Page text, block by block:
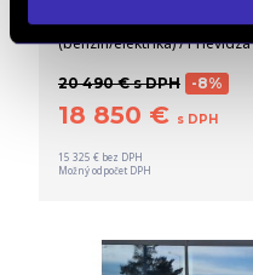
(benzín/elektrika) / Prievidza
20 490 € s DPH -8%
18 850 € s DPH
15 325 € bez DPH
Možný odpočet DPH